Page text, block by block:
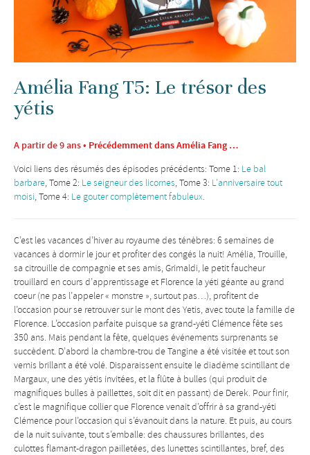
Amélia Fang T5: Le trésor des
yétis
A partir de 9 ans • Précédemment dans Amélia Fang …
Voici liens des résumés des épisodes précédents: Tome 1: Le bal
barbare, Tome 2: Le seigneur des licornes, Tome 3: L’anniversaire tout
moisi, Tome 4: Le gouter complètement fabuleux.
C’est les vacances d’hiver au royaume des ténèbres: 6 semaines de
vacances à dormir le jour et profiter des congés la nuit! Amélia, Trouille,
sa citrouille de compagnie et ses amis, Grimaldi, le petit faucheur
trouillard en cours d’apprentissage et Florence la yéti géante au grand
coeur (ne pas l’appeler « monstre », surtout pas…), profitent de
l’occasion pour se retrouver sur le mont des Yetis, avec toute la famille de
Florence. L’occasion parfaite puisque sa grand-yéti Clémence fête ses
350 ans. Mais pendant la fête, quelques événements surprenants se
succèdent. D’abord la chambre-trou de Tangine a été visitée et tout son
vernis brillant a été volé. Disparaissent ensuite le diadème scintillant de
Margaux, une des yétis invitées, et la flûte à bulles (qui produit de
magnifiques bulles à paillettes, soit dit en passant) de Derek. Pour finir,
c’est le magnifique collier que Florence venait d’offrir à sa grand-yéti
Clémence pour l’occasion qui s’évanouit dans la nature. Et puis, au cours
de la nuit suivante, tout s’emballe: des chaussures brillantes, des
culottes flamant-dragon pailletées, des lunettes scintillantes, bref, des